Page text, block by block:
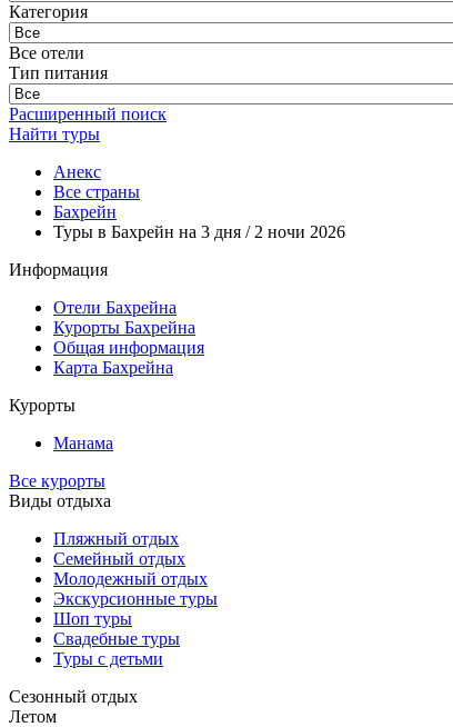
Категория
Все отели
Тип питания
Расширенный поиск
Найти туры
Анекс
Все страны
Бахрейн
Туры в Бахрейн на 3 дня / 2 ночи 2026
Информация
Отели Бахрейна
Курорты Бахрейна
Общая информация
Карта Бахрейна
Курорты
Манама
Все курорты
Виды отдыха
Пляжный отдых
Семейный отдых
Молодежный отдых
Экскурсионные туры
Шоп туры
Свадебные туры
Туры с детьми
Сезонный отдых
Летом